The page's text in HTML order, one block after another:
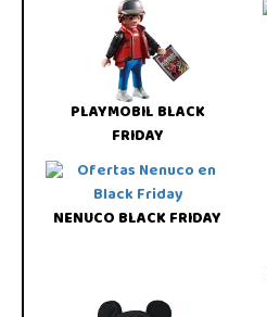
PLAYMOBIL BLACK
FRIDAY
NENUCO BLACK FRIDAY